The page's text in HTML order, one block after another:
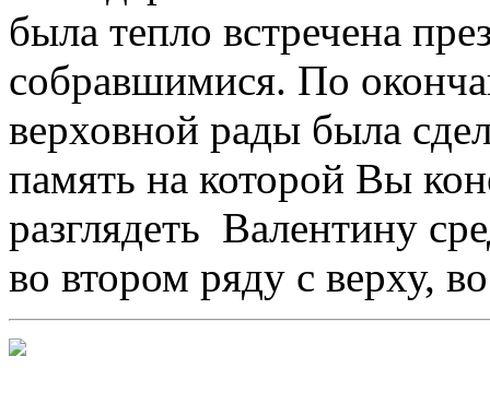
была тепло встречена
собравшимися. По
верховной рады была
память на которой Вы
разглядеть Валентину
во втором ряду с верху,